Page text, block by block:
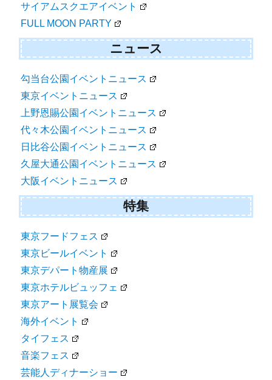
サイアムスクエアイベント
FULL MOON PARTY
ニュース
勾当台公園イベントニュース
東京イベントニュース
上野恩賜公園イベントニュース
代々木公園イベントニュース
日比谷公園イベントニュース
久屋大通公園イベントニュース
大阪イベントニュース
特集
東京フードフェス
東京ビールイベント
東京デパート物産展
東京ホテルビュッフェ
東京アート展覧会
海外イベント
タイフェス
音楽フェス
芸能人ディナーショー